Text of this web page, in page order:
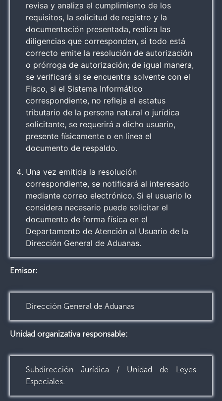
revisa y analiza el cumplimiento de los
requisitos, la solicitud de registro y la
documentación presentada, realiza las
diligencias que corresponden, si todo está
correcto emite la resolución de autorización
o prórroga de autorización; de igual manera,
se verificará si se encuentra solvente con el
Fisco, si el Sistema Informático
correspondiente, no refleja el estatus
tributario de la persona natural o jurídica
solicitante, se requerirá a dicho usuario,
presente físicamente o en línea el
documento de respaldo.
Una vez emitida la resolución
correspondiente, se notificará al interesado
mediante correo electrónico. Si el usuario lo
considera necesario puede solicitar el
documento de forma física en el
Departamento de Atención al Usuario de la
Dirección General de Aduanas.
Emisor:
Dirección General de Aduanas
Unidad organizativa responsable:
Subdirección Jurídica / Unidad de Leyes
Especiales.